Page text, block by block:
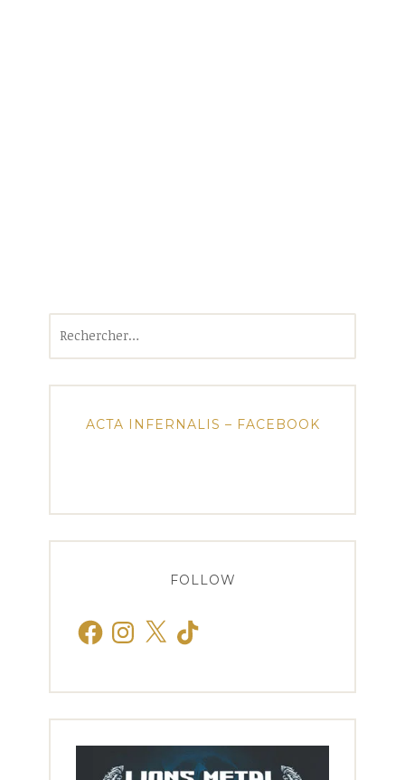
ACTA INFERNALIS – FACEBOOK
FOLLOW
FacebookInstagram
X TikTok